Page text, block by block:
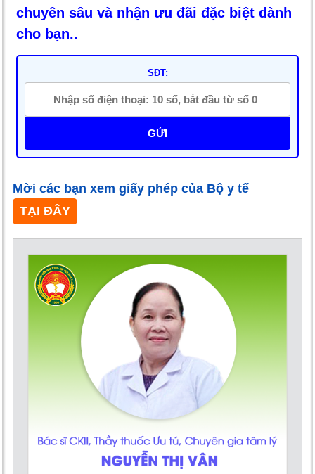
chuyên sâu và nhận ưu đãi đặc biệt dành
cho bạn..
SĐT:
GỬI
Mời các bạn xem giấy phép của Bộ y tế
TẠI ĐÂY